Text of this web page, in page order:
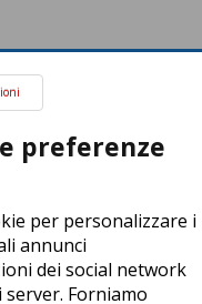
per tutti gli amanti di questo
preferenze
per personalizzare i
annunci
dei social network
Forniamo
(BS) - P. Iva:
byDynDevice